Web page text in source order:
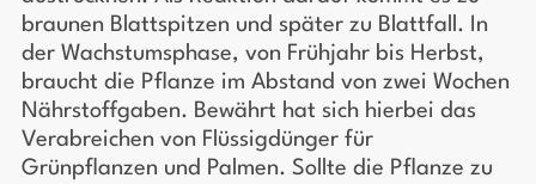
braunen Blattspitzen und später zu Blattfall. In
der Wachstumsphase, von Frühjahr bis Herbst,
braucht die Pflanze im Abstand von zwei Wochen
Nährstoffgaben. Bewährt hat sich hierbei das
Verabreichen von Flüssigdünger für
Grünpflanzen und Palmen. Sollte die Pflanze zu